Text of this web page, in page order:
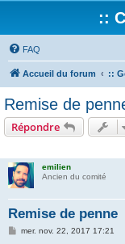
::
FAQ
Accueil du forum ::
Remise de
Répondre
emilien
Ancien du comité
Remise de penne
Mmer. nov. 22, 2017 17:21